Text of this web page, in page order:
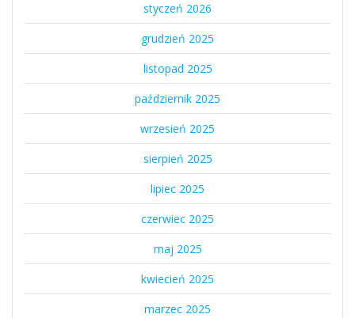
styczeń 2026
grudzień 2025
listopad 2025
październik 2025
wrzesień 2025
sierpień 2025
lipiec 2025
czerwiec 2025
maj 2025
kwiecień 2025
marzec 2025